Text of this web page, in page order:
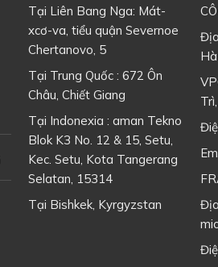
Tại Liên Bang Nga: Mát-
xcơ-va, tiểu quận Severnoe
Chertanovo, 5
Tại Trung Quốc : 672 Ôn
Châu, Chiết Giang
Tại Indonexia : aman Tekno
Blok K3 No. 12 & 15, Setu,
Kec. Setu, Kota Tangerang
Selatan, 15314
Tại Bishkek, Kyrgyzstan